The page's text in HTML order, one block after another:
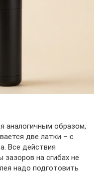
аналогичным образом,
две латки – с
Все действия
на сгибах не
надо подготовить